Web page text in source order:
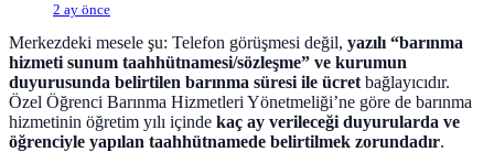
2 ay önce
Merkezdeki mesele şu: Telefon görüşmesi değil, yazılı “barınma
hizmeti sunum taahhütnamesi/sözleşme” ve kurumun
duyurusunda belirtilen barınma süresi ile ücret bağlayıcıdır.
Özel Öğrenci Barınma Hizmetleri Yönetmeliği’ne göre de barınma
hizmetinin öğretim yılı içinde kaç ay verileceği duyurularda ve
öğrenciyle yapılan taahhütnamede belirtilmek zorundadır.